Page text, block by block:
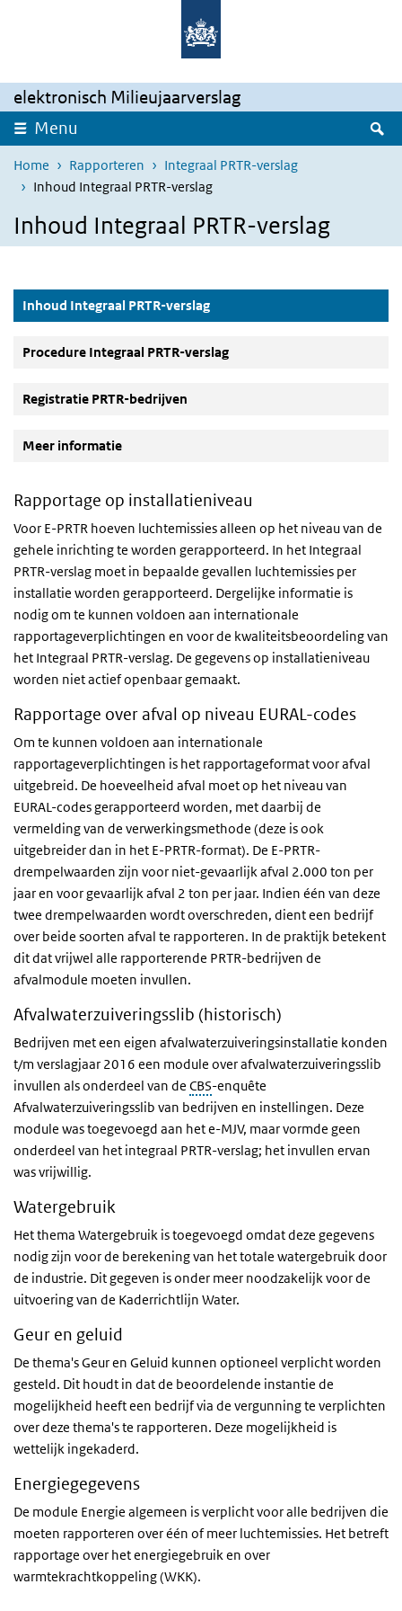
Overslaan en naar de inhoud gaan
elektronisch Milieujaarverslag
Menu
Home Rapporteren
Integraal PRTR-verslag
Inhoud Integraal PRTR-verslag
Inhoud Integraal PRTR-verslag
Inhoud Integraal PRTR-verslag(Actieve knop)
Procedure Integraal PRTR-verslag
Registratie PRTR-bedrijven
Meer informatie
Rapportage op installatieniveau
Voor E-PRTR hoeven luchtemissies alleen op het niveau van de
gehele inrichting te worden gerapporteerd. In het Integraal
PRTR-verslag moet in bepaalde gevallen luchtemissies per
installatie worden gerapporteerd. Dergelijke informatie is
nodig om te kunnen voldoen aan internationale
rapportageverplichtingen en voor de kwaliteitsbeoordeling van
het Integraal PRTR-verslag. De gegevens op installatieniveau
worden niet actief openbaar gemaakt.
Rapportage over afval op niveau EURAL-codes
Om te kunnen voldoen aan internationale
rapportageverplichtingen is het rapportageformat voor afval
uitgebreid. De hoeveelheid afval moet op het niveau van
EURAL-codes gerapporteerd worden, met daarbij de
vermelding van de verwerkingsmethode (deze is ook
uitgebreider dan in het E-PRTR-format). De E-PRTR-
drempelwaarden zijn voor niet-gevaarlijk afval 2.000 ton per
jaar en voor gevaarlijk afval 2 ton per jaar. Indien één van deze
twee drempelwaarden wordt overschreden, dient een bedrijf
over beide soorten afval te rapporteren. In de praktijk betekent
dit dat vrijwel alle rapporterende PRTR-bedrijven de
afvalmodule moeten invullen.
Afvalwaterzuiveringsslib (historisch)
Bedrijven met een eigen afvalwaterzuiveringsinstallatie konden
t/m verslagjaar 2016 een module over afvalwaterzuiveringsslib
invullen als onderdeel van de CBS-enquête
Afvalwaterzuiveringsslib van bedrijven en instellingen. Deze
module was toegevoegd aan het e-MJV, maar vormde geen
onderdeel van het integraal PRTR-verslag; het invullen ervan
was vrijwillig.
Watergebruik
Het thema Watergebruik is toegevoegd omdat deze gegevens
nodig zijn voor de berekening van het totale watergebruik door
de industrie. Dit gegeven is onder meer noodzakelijk voor de
uitvoering van de Kaderrichtlijn Water.
Geur en geluid
De thema's Geur en Geluid kunnen optioneel verplicht worden
gesteld. Dit houdt in dat de beoordelende instantie de
mogelijkheid heeft een bedrijf via de vergunning te verplichten
over deze thema's te rapporteren. Deze mogelijkheid is
wettelijk ingekaderd.
Energiegegevens
De module Energie algemeen is verplicht voor alle bedrijven die
moeten rapporteren over één of meer luchtemissies. Het betreft
rapportage over het energiegebruik en over
warmtekrachtkoppeling (WKK).